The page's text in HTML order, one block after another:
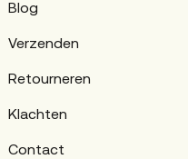
Blog
Verzenden
Retourneren
Klachten
Contact